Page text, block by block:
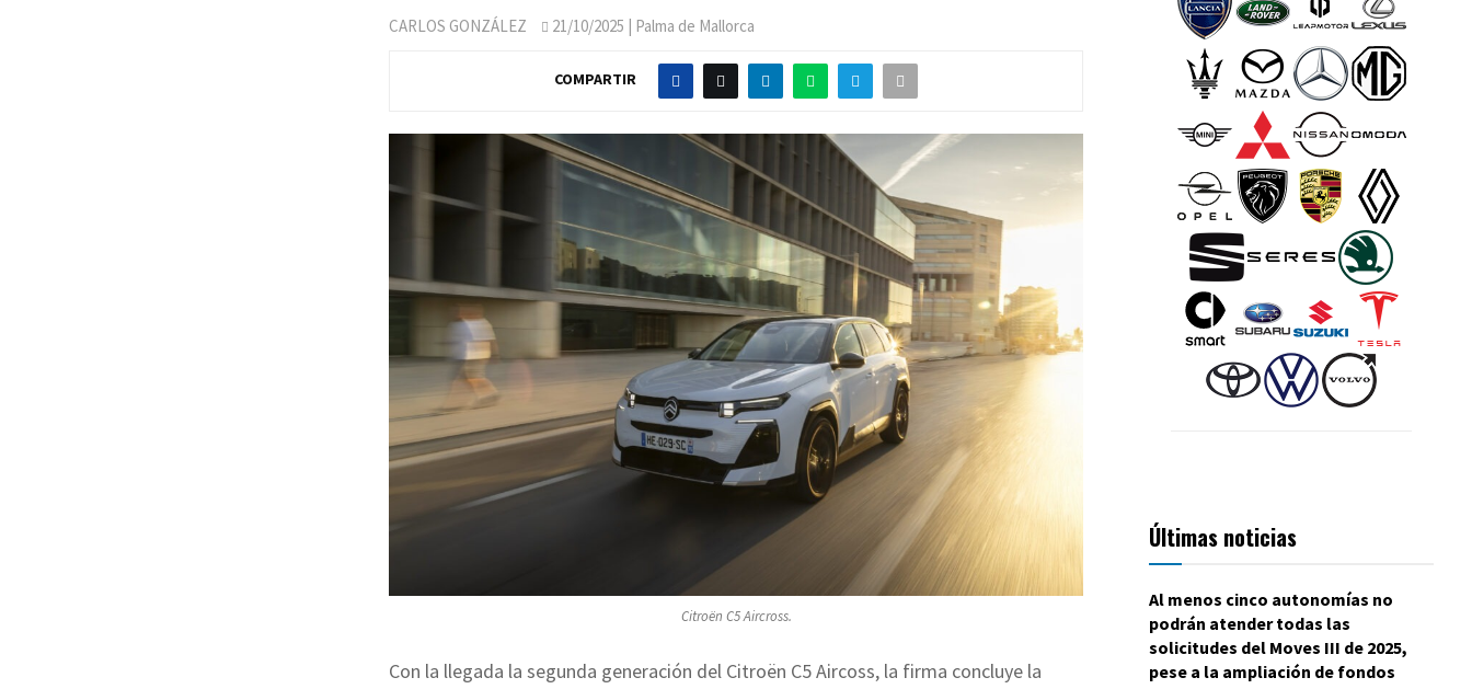
CARLOS GONZÁLEZ 21/10/2025 | Palma de Mallorca
COMPARTIR
Citroën C5 Aircross.
Con la llegada la segunda generación del Citroën C5 Aircoss, la firma concluye la
Últimas noticias
Al menos cinco autonomías no
podrán atender todas las
solicitudes del Moves III de 2025,
pese a la ampliación de fondos